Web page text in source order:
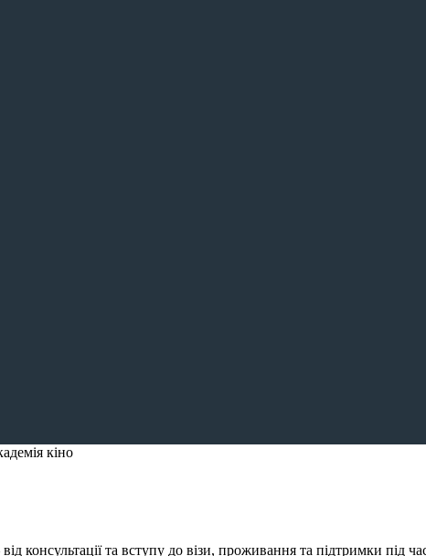
кіно
консультації та вступу до візи, проживання та підтримки під